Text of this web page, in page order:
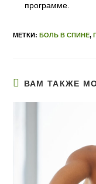
программе.
МЕТКИ: БОЛЬ В СПИНЕ,
ВАМ ТАКЖЕ